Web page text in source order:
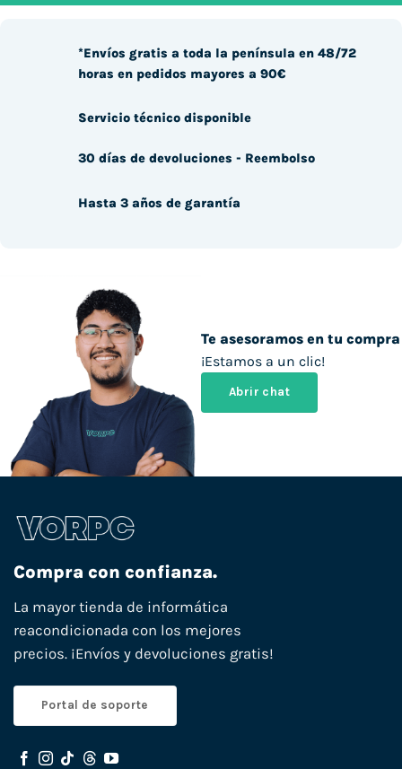
Te asesoramos en tu compra
¡Estamos a un clic!
Abrir chat
*Envíos gratis a toda la península en 48/72
horas en pedidos mayores a 90€
Servicio técnico disponible
30 días de devoluciones - Reembolso
Hasta 3 años de garantía
Compra con confianza.
La mayor tienda de informática
reacondicionada con los mejores
precios. ¡Envíos y devoluciones gratis!
Portal de soporte